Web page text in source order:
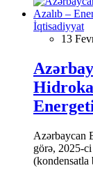
İqtisadiyyat
13
Azərbaycan
görə, 2025-